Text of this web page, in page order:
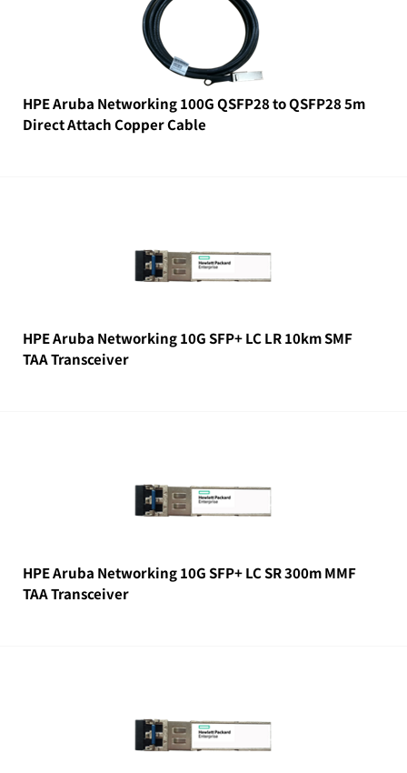
HPE Aruba Networking 100G QSFP28 to QSFP28 5m
Direct Attach Copper Cable
HPE Aruba Networking 10G SFP+ LC LR 10km SMF
TAA Transceiver
HPE Aruba Networking 10G SFP+ LC SR 300m MMF
TAA Transceiver